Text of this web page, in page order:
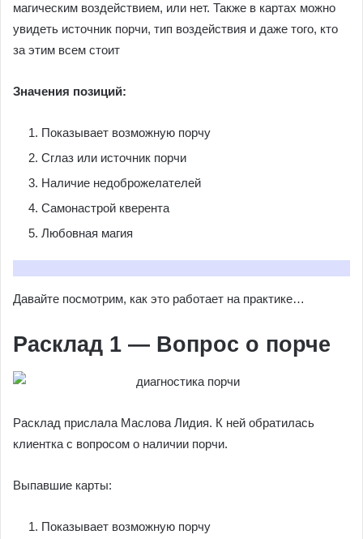
магическим воздействием, или нет. Также в картах можно
увидеть источник порчи, тип воздействия и даже того, кто
за этим всем стоит
Значения позиций:
Показывает возможную порчу
Сглаз или источник порчи
Наличие недоброжелателей
Самонастрой кверента
Любовная магия
Давайте посмотрим, как это работает на практике…
Расклад 1 — Вопрос о порче
Расклад прислала Маслова Лидия. К ней обратилась
клиентка с вопросом о наличии порчи.
Выпавшие карты:
Показывает возможную порчу